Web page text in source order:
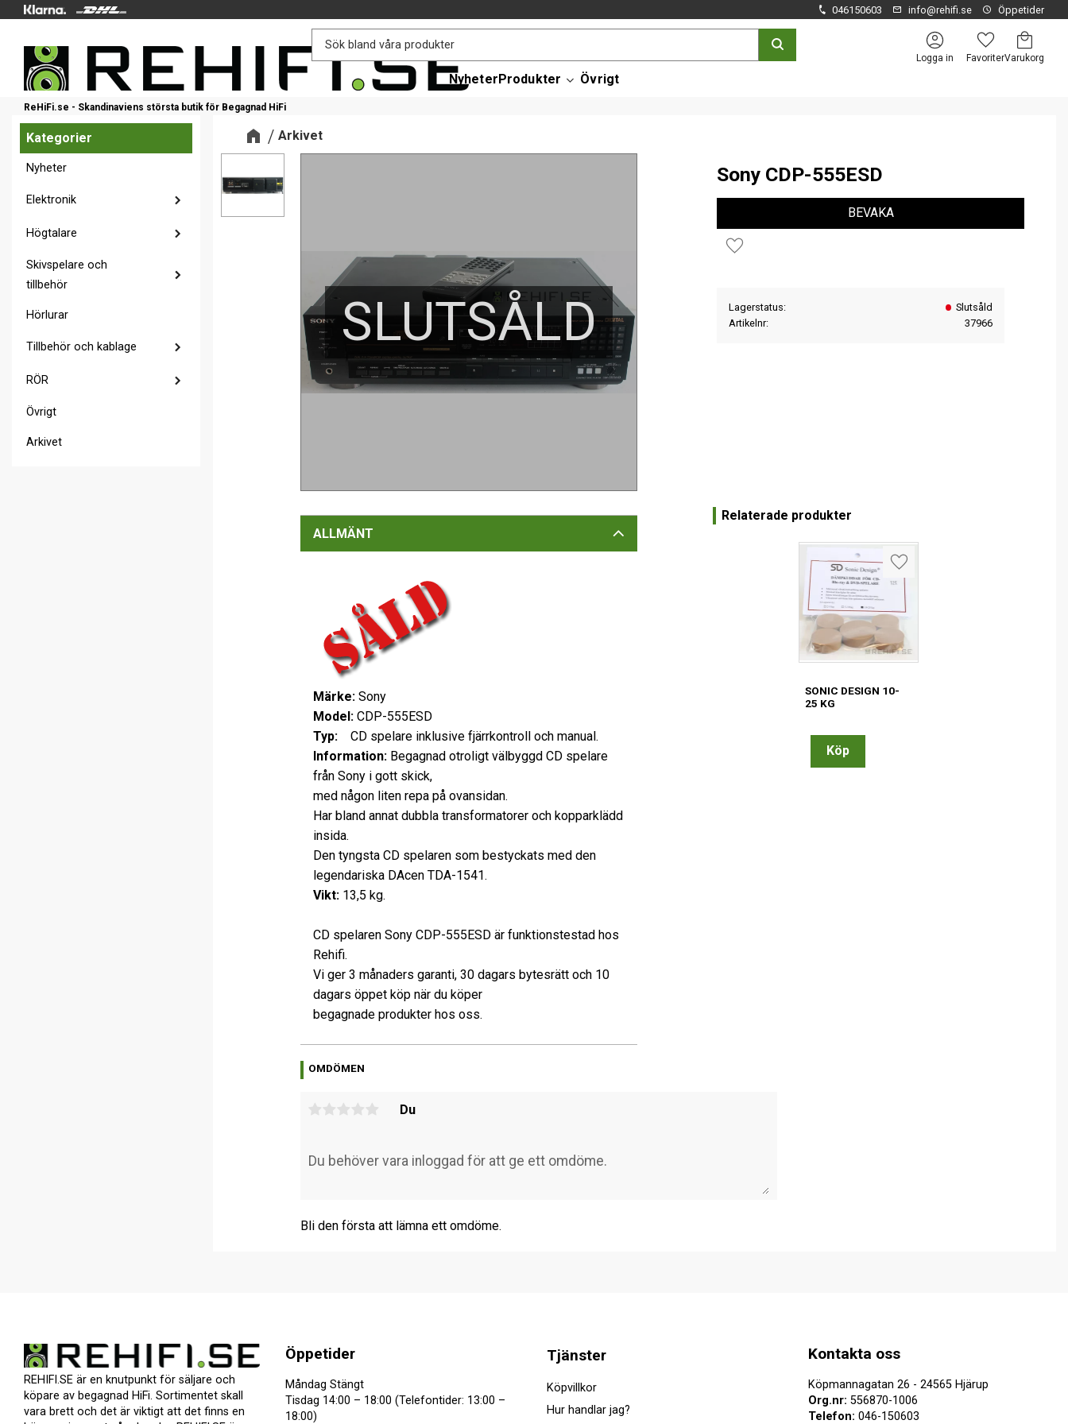
046150603 info@rehifi.se Öppetider
ReHiFi.se - Skandinaviens största butik för Begagnad HiFi
Logga in
Favoriter
Kundvagn
NyheterProdukter Övrigt
Arkivet
Sony CDP-555ESD
SLUTSÅLD
Lägg till i favoriter
BEVAKA
Lagerstatus
Slutsåld
Artikelnr
37966
ALLMÄNT
Märke:Sony
Model:CDP-555ESD
Typ:CD spelare inklusive fjärrkontroll och manual.
Information:Begagnad otroligt välbyggd CD spelare
från Sony i gott skick,
med någon liten repa på ovansidan.
Har bland annat dubbla transformatorer och kopparklädd
insida.
Den tyngsta CD spelaren som bestyckats med den
legendariska DAcen TDA-1541.
Vikt:13,5 kg.
CD spelaren Sony CDP-555ESD är funktionstestad hos
Rehifi.
Vi ger 3 månaders garanti, 30 dagars bytesrätt och 10
dagars öppet köp när du köper
begagnade produkter hos oss.
OMDÖMEN
Du
Bli den första att lämna ett omdöme.
Relaterade produkter
SONIC DESIGN 10-
25 KG
Lägg till i favoriter
Kategorier
Nyheter
Elektronik
Högtalare
Skivspelare och
tillbehör
Hörlurar
Tillbehör och kablage
RÖR
Övrigt
Arkivet
REHIFI.SE är en knutpunkt för säljare och
köpare av begagnad HiFi. Sortimentet skall
vara brett och det är viktigt att det finns en
Öppetider
Måndag Stängt
Tisdag 14:00 – 18:00 (Telefontider: 13:00 –
18:00)
Kontakta oss
Köpmannagatan 26 - 24565 Hjärup
Org.nr: 556870-1006
Telefon: 046-150603
Tjänster
Köpvillkor
Hur handlar jag?